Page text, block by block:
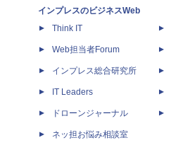
インプレスのビジネスWeb
Think IT
Web担当者Forum
インプレス総合研究所
IT Leaders
ドローンジャーナル
ネッ担お悩み相談室